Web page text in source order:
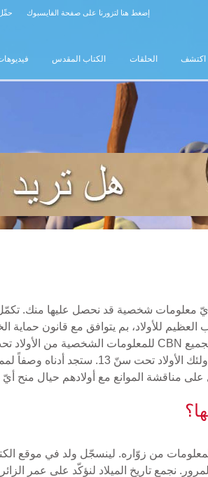
إضغط هنا لتزورنا على صفحة الفايسبوك
اكتشف الحلقات الكتاب المقدس
موافقة الأهل عندما نجمع معلومات
مناقشة الموانع مع أولادهم حيال منح
من زوّاره. لينسجّل ولد في موقع
نجمع تاريخ الميلاد لنؤكّد على عمر